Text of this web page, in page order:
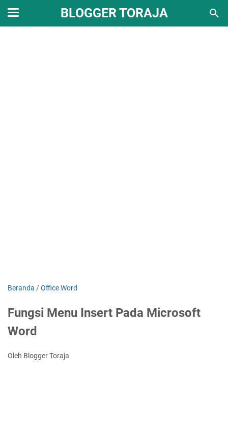
BLOGGER TORAJA
Beranda /Office Word
Fungsi Menu Insert Pada Microsoft
Word
Oleh Blogger Toraja